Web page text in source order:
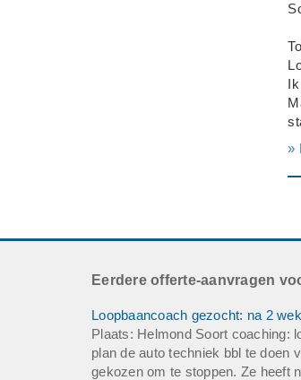
»
Eerdere offerte-aanvragen
Loopbaancoach gezocht: na 2
Plaats: Helmond Soort coaching:
plan de auto techniek bbl te doen
gekozen om te stoppen. Ze heeft